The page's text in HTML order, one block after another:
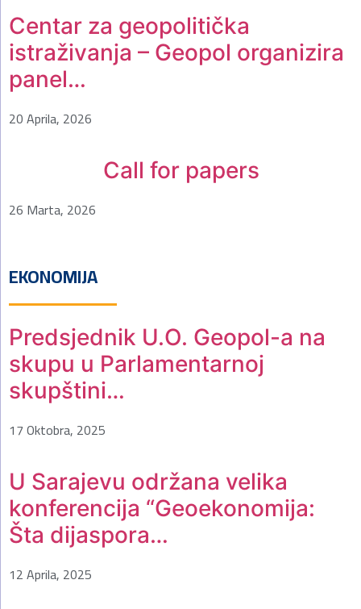
Centar za geopolitička
istraživanja – Geopol organizira
panel…
20 Aprila, 2026
Call for papers
26 Marta, 2026
EKONOMIJA
Predsjednik U.O. Geopol-a na
skupu u Parlamentarnoj
skupštini…
17 Oktobra, 2025
U Sarajevu održana velika
konferencija “Geoekonomija:
Šta dijaspora…
12 Aprila, 2025